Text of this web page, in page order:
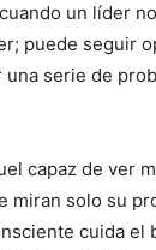
un líder
puede seguir
serie de
capaz de ver
miran solo su
cuida el